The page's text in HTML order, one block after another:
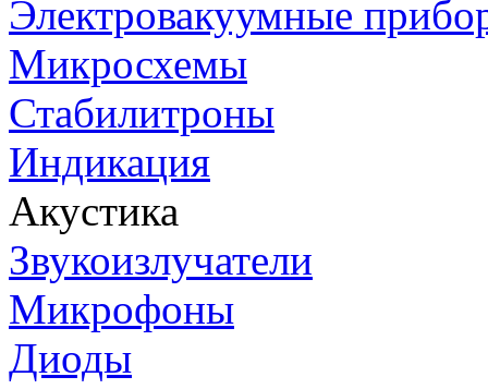
Электровакуумные
Микросхемы
Стабилитроны
Индикация
Акустика
Звукоизлучатели
Микрофоны
Диоды